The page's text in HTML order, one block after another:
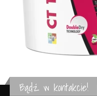
Bądź w kontakcie!